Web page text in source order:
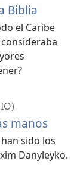
Biblia
el Caribe
manos
sido los
Danyleyko.